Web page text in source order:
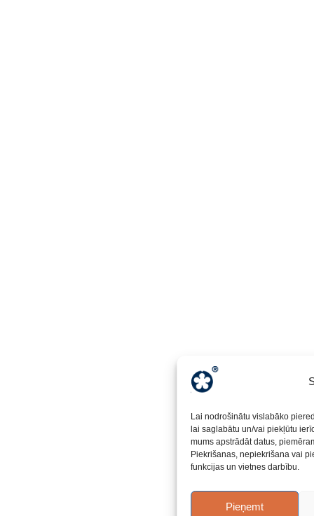
Lai nodrošinātu vislabāko
lai saglabātu un/vai piekļūtu
mums apstrādāt datus,
Piekrišanas, nepiekrišana vai
funkcijas un vietnes darbību.
Pieņemt